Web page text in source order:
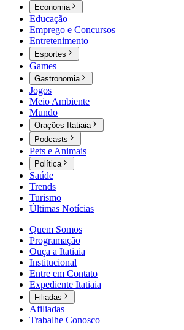
Economia
Educação
Emprego e Concursos
Entretenimento
Esportes
Games
Gastronomia
Jogos
Meio Ambiente
Mundo
Orações Itatiaia
Podcasts
Pets e Animais
Política
Saúde
Trends
Turismo
Últimas Notícias
Quem Somos
Programação
Ouça a Itatiaia
Institucional
Entre em Contato
Expediente Itatiaia
Filiadas
Afiliadas
Trabalhe Conosco